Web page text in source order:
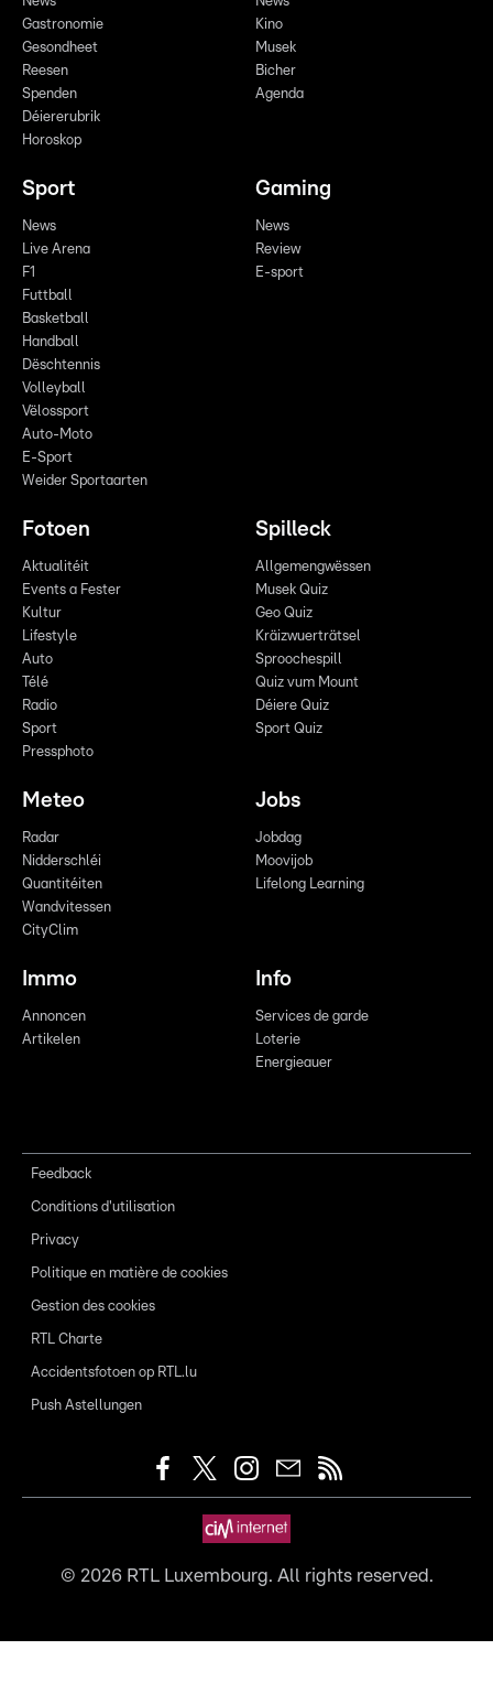
Gastronomie
Gesondheet
Reesen
Spenden
Déiererubrik
Horoskop
Kino
Musek
Bicher
Agenda
Sport
News
Live Arena
F1
Futtball
Basketball
Handball
Dëschtennis
Volleyball
Vëlossport
Auto-Moto
E-Sport
Weider Sportaarten
Gaming
News
Review
E-sport
Fotoen
Aktualitéit
Events a Fester
Kultur
Lifestyle
Auto
Télé
Radio
Sport
Pressphoto
Spilleck
Allgemengwëssen
Musek Quiz
Geo Quiz
Kräizwuerträtsel
Sproochespill
Quiz vum Mount
Déiere Quiz
Sport Quiz
Meteo
Radar
Nidderschléi
Quantitéiten
Wandvitessen
CityClim
Jobs
Jobdag
Moovijob
Lifelong Learning
Immo
Annoncen
Artikelen
Info
Services de garde
Loterie
Energieauer
Feedback
Conditions d'utilisation
Privacy
Politique en matière de cookies
Gestion des cookies
RTL Charte
Accidentsfotoen op RTL.lu
Push Astellungen
© 2026RTL Luxembourg. All rights reserved.